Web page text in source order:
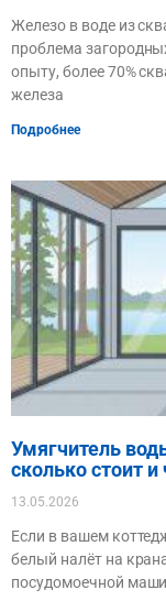
Железо в воде из
проблема
опыту, более 70%
железа
Подробнее
Умягчитель
сколько стоит и
13.05.2026
Если в вашем
белый налёт на
посудомоечной